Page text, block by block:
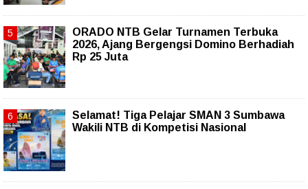
ORADO NTB Gelar Turnamen Terbuka
2026, Ajang Bergengsi Domino Berhadiah
Rp 25 Juta
Selamat! Tiga Pelajar SMAN 3 Sumbawa
Wakili NTB di Kompetisi Nasional